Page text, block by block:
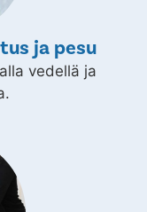
ja pesu
vedellä ja